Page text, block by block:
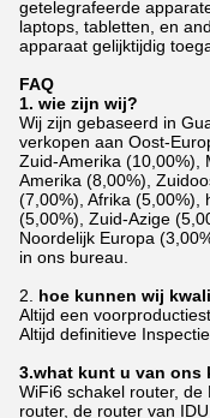
getelegrafeerde
laptops, tabletten, en
apparaat gelijktijdig
FAQ
1. wie zijn wij?
Wij zijn gebaseerd in
verkopen aan Oost-
Zuid-Amerika (10,00%),
Amerika (8,00%),
(7,00%), Afrika (5,00%),
(5,00%), Zuid-Azige
Noordelijk Europa
in ons bureau.
2. hoe kunnen wij
Altijd een
Altijd definitieve
3.what kunt u van ons
WiFi6 schakel router,
router, de router van